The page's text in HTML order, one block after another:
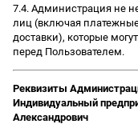
7.4. Администрация не
лиц (включая
доставки), которые
перед Пользователем.
Реквизиты
Индивидуальный
Александрович